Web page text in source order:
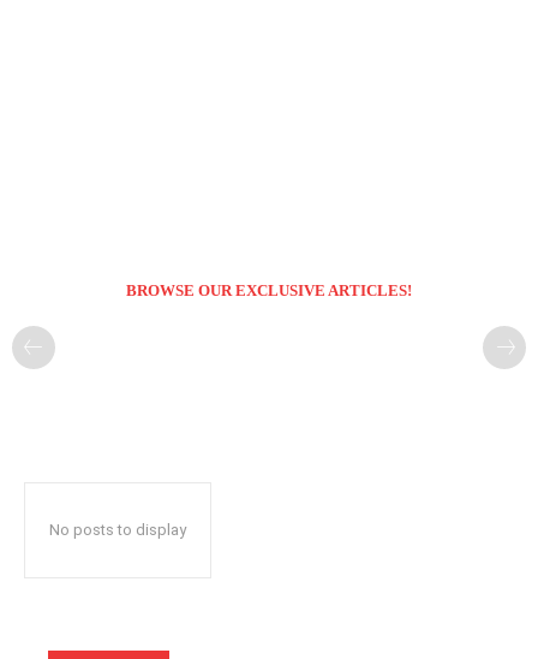
BROWSE OUR EXCLUSIVE ARTICLES!
No posts to display